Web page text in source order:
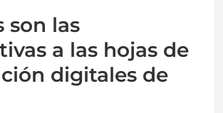
son las
a las hojas de
digitales de